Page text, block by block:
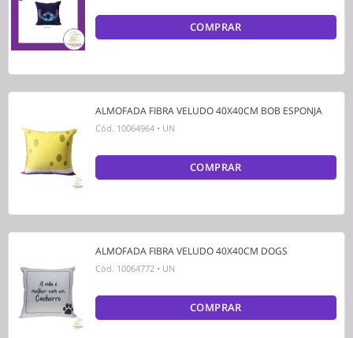
COMPRAR
ALMOFADA FIBRA VELUDO 40X40CM BOB ESPONJA
Cód. 10064964 • UN
COMPRAR
ALMOFADA FIBRA VELUDO 40X40CM DOGS
Cód. 10064772 • UN
COMPRAR